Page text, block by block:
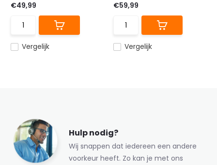
Vergelijk
€49,99
Vergelijk
€59,99
Hulp nodig?
Wij snappen dat iedereen een andere
voorkeur heeft. Zo kan je met ons